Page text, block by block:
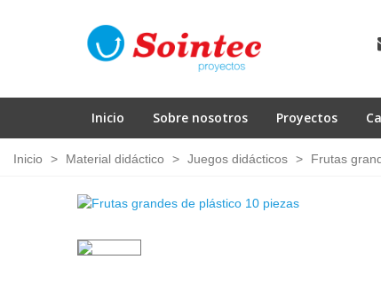
Inicio Sobre nosotros Proyectos
Inicio > Material didáctico > Juegos didácticos > Frutas